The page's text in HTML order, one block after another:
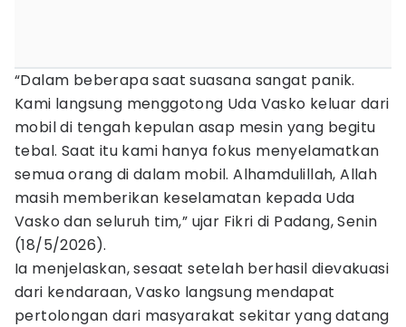
“Dalam beberapa saat suasana sangat panik.
Kami langsung menggotong Uda Vasko keluar dari
mobil di tengah kepulan asap mesin yang begitu
tebal. Saat itu kami hanya fokus menyelamatkan
semua orang di dalam mobil. Alhamdulillah, Allah
masih memberikan keselamatan kepada Uda
Vasko dan seluruh tim,” ujar Fikri di Padang, Senin
(18/5/2026).
Ia menjelaskan, sesaat setelah berhasil dievakuasi
dari kendaraan, Vasko langsung mendapat
pertolongan dari masyarakat sekitar yang datang